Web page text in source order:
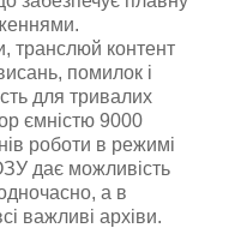
транслюй контент
помилок і
для тривалих
ємністю 9000
роботи в режимі
дає можливість
а в
важливі архіви.